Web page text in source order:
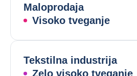
Maloprodaja
Visoko tveganje
Tekstilna industrija
Zelo visoko tveganje